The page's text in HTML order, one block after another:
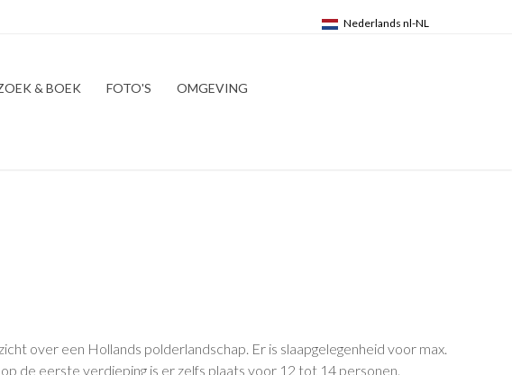
& BOEK FOTO'S OMGEVING
over een Hollands polderlandschap. Er is slaapgelegenheid voor max.
de eerste verdieping is er zelfs plaats voor 12 tot 14 personen.